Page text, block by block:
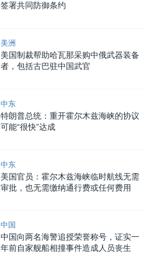
签署共同防御条约
美洲
美国制裁帮助哈瓦那采购中俄武器装备
者，包括古巴驻中国武官
中东
特朗普总统：重开霍尔木兹海峡的协议
可能“很快”达成
中东
美国官员：霍尔木兹海峡临时航线无需
审批，也无需缴纳通行费或任何费用
中国
中国向两名海警追授荣誉称号，证实一
年前自家舰船相撞事件造成人员丧生